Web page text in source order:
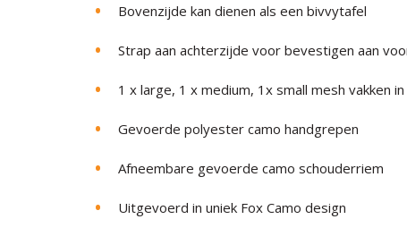
Bovenzijde kan dienen als een bivvytafel
Strap aan achterzijde voor bevestigen aan
1 x large, 1 x medium, 1x small mesh vakken
Gevoerde polyester camo handgrepen
Afneembare gevoerde camo schouderriem
Uitgevoerd in uniek Fox Camo design